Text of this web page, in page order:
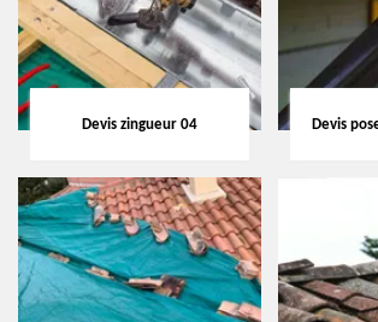
Devis zingueur 04 Devis